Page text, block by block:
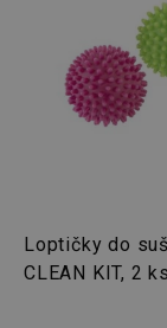
Loptičky do
CLEAN KIT, 2 ks